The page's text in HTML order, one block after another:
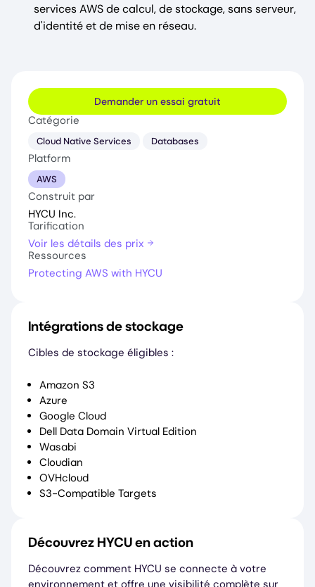
services AWS de calcul, de stockage, sans serveur,
d'identité et de mise en réseau.
Demander un essai gratuit
Catégorie
Cloud Native Services Databases
Platform
AWS
Construit par
HYCU Inc.
Tarification
Voir les détails des prix
Ressources
Protecting AWS with HYCU
Intégrations de stockage
Cibles de stockage éligibles :
Amazon S3
Azure
Google Cloud
Dell Data Domain Virtual Edition
Wasabi
Cloudian
OVHcloud
S3-Compatible Targets
Découvrez HYCU en action
Découvrez comment HYCU se connecte à votre
environnement et offre une visibilité complète sur